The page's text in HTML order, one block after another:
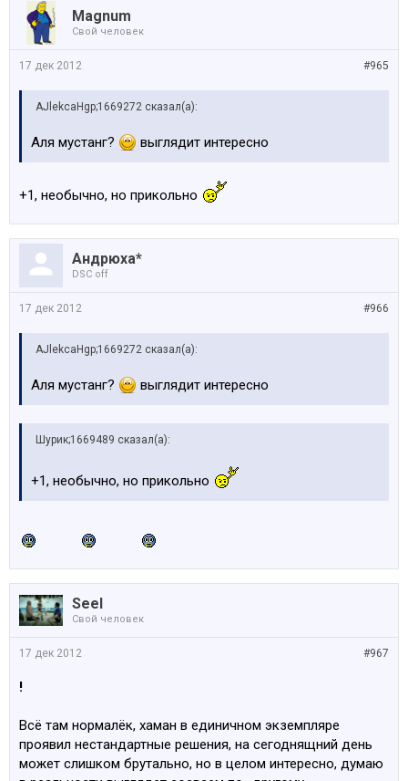
Magnum
Свой человек
#965
17 дек 2012
AJlekcaHgp;1669272 сказал(а):
Аля мустанг? выглядит интересно
+1, необычно, но прикольно
Андрюха*
DSC off
#966
17 дек 2012
AJlekcaHgp;1669272 сказал(а):
Аля мустанг? выглядит интересно
Шурик;1669489 сказал(а):
+1, необычно, но прикольно
Seel
Свой человек
#967
17 дек 2012
!
Всё там нормалёк, хаман в единичном экземпляре
проявил нестандартные решения, на сегоднящний день
может слишком брутально, но в целом интересно, думаю